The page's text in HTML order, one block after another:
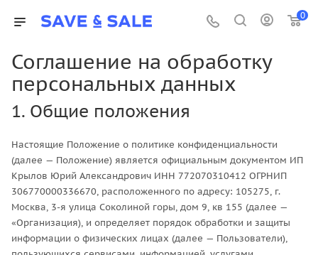
0
Соглашение на обработку
персональных данных
1. Общие положения
Настоящие Положение о политике конфиденциальности
(далее — Положение) является официальным документом ИП
Крылов Юрий Александрович ИНН 772070310412 ОГРНИП
306770000336670, расположенного по адресу: 105275, г.
Москва, 3-я улица Соколиной горы, дом 9, кв 155 (далее —
«Организация), и определяет порядок обработки и защиты
информации о физических лицах (далее — Пользователи),